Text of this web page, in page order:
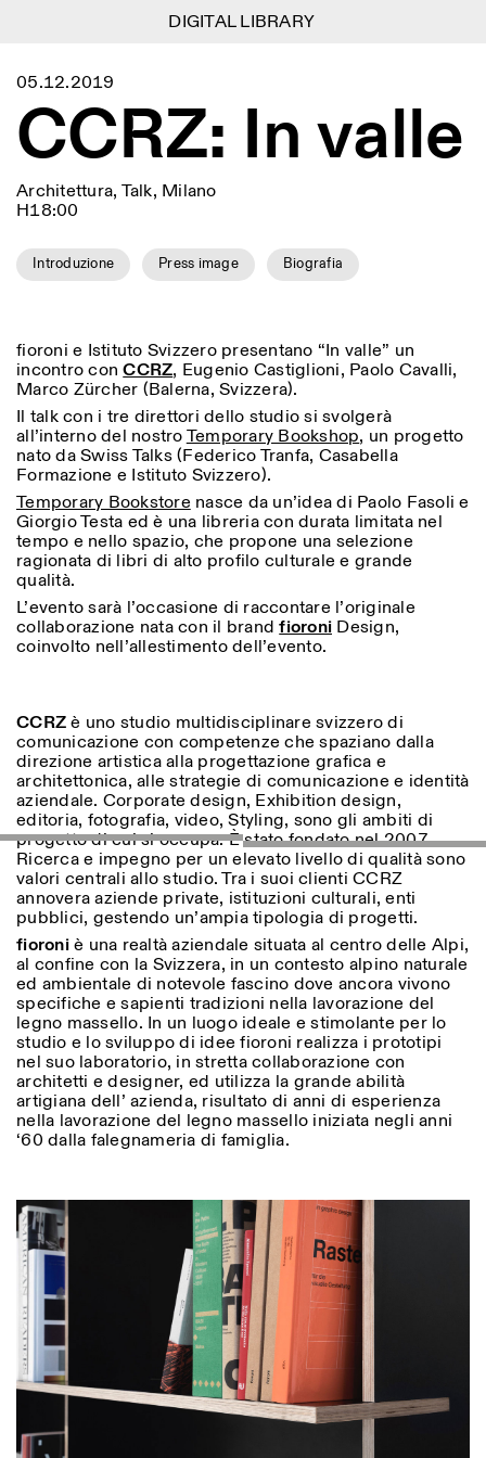
Menu
Lingua EN IT DE
FR
Istituto Svizzero
Ricerca
Archivio
Blog
Jobs
Altre Attività
NEWSLETTER
Registrati alla nostra newsletter per ricevere
informazioni sui nostri eventi
Facebook Instagram Linkedin Vimeo
Privacy Policy
Information
ISTITUTO SVIZZERO
ROMA
Villa Maraini
Via Ludovisi 48
Trasporto pubblico:
l’Istituto Svizzero si trova
ORARI PORTINERIA:
LUN-VEN
09:00–13:30, 14:30–18:00
ORARI MOSTRE:
Atlas Studios
Mercoledì/Venerdì: 14:30-
18:30
Giovedì: 14:30-20:00
Sabato/Domenica: 11:00-
18:30
VISITE GUIDATE:
Solo su prenotazione
(italiano, inglese)
Tariffa: 10€ per persona
Per prenotazioni:
visite@istitutosvizzero.it
ISTITUTO SVIZZERO
MILANO
Sede di Milano
Via Vecchio Politecnico 3
20121 Milano
+39 02 76 01 61 18
milano@istitutosvizzero.it
Lunedì/Venerdì: 11:00-
17:00
Giovedì: 11:00-20:00
Sabato: 14:00-18:00
Domenica chiuso
Filtri
Area di appartenenza
Reset
Arte
Residenze Scienze
Luogo
Roma
Tutte
Tutte le categorie
Antropologia
Archeologia
Architettura
Arte
Astrofisica
Book launch
Altre opzioni...
Durata (giorni)
1
> 1
05.12.2019
CCRZ: In valle
Architettura, Talk, Milano
H18:00
Introduzione Press image Biografia
fioroni e Istituto Svizzero presentano “In valle” un
incontro conCCRZ, Eugenio Castiglioni, Paolo Cavalli,
Marco Zürcher (Balerna, Svizzera).
Il talk con i tre direttori dello studio si svolgerà
all’interno del nostroTemporary Bookshop, un progetto
nato da Swiss Talks (Federico Tranfa, Casabella
Formazione e Istituto Svizzero).
Temporary Bookstore nasce da un’idea di Paolo Fasoli e
Giorgio Testa ed è una libreria con durata limitata nel
tempo e nello spazio, che propone una selezione
ragionata di libri di alto profilo culturale e grande
qualità.
L’evento sarà l’occasione di raccontare l’originale
collaborazione nata con il brandfioroni Design,
coinvolto nell’allestimento dell’evento.
CCRZè uno studio multidisciplinare svizzero di
comunicazione con competenze che spaziano dalla
direzione artistica alla progettazione grafica e
architettonica, alle strategie di comunicazione e identità
aziendale. Corporate design, Exhibition design,
editoria, fotografia, video, Styling, sono gli ambiti di
progetto di cui si occupa. È stato fondato nel 2007.
Ricerca e impegno per un elevato livello di qualità sono
valori centrali allo studio. Tra i suoi clienti CCRZ
annovera aziende private, istituzioni culturali, enti
pubblici, gestendo un’ampia tipologia di progetti.
fioroniè una realtà aziendale situata al centro delle Alpi,
al confine con la Svizzera, in un contesto alpino naturale
ed ambientale di notevole fascino dove ancora vivono
specifiche e sapienti tradizioni nella lavorazione del
legno massello. In un luogo ideale e stimolante per lo
studio e lo sviluppo di idee fioroni realizza i prototipi
nel suo laboratorio, in stretta collaborazione con
architetti e designer, ed utilizza la grande abilità
artigiana dell’ azienda, risultato di anni di esperienza
nella lavorazione del legno massello iniziata negli anni
‘60 dalla falegnameria di famiglia.
DIGITAL LIBRARY
DIGITAL LIBRARY